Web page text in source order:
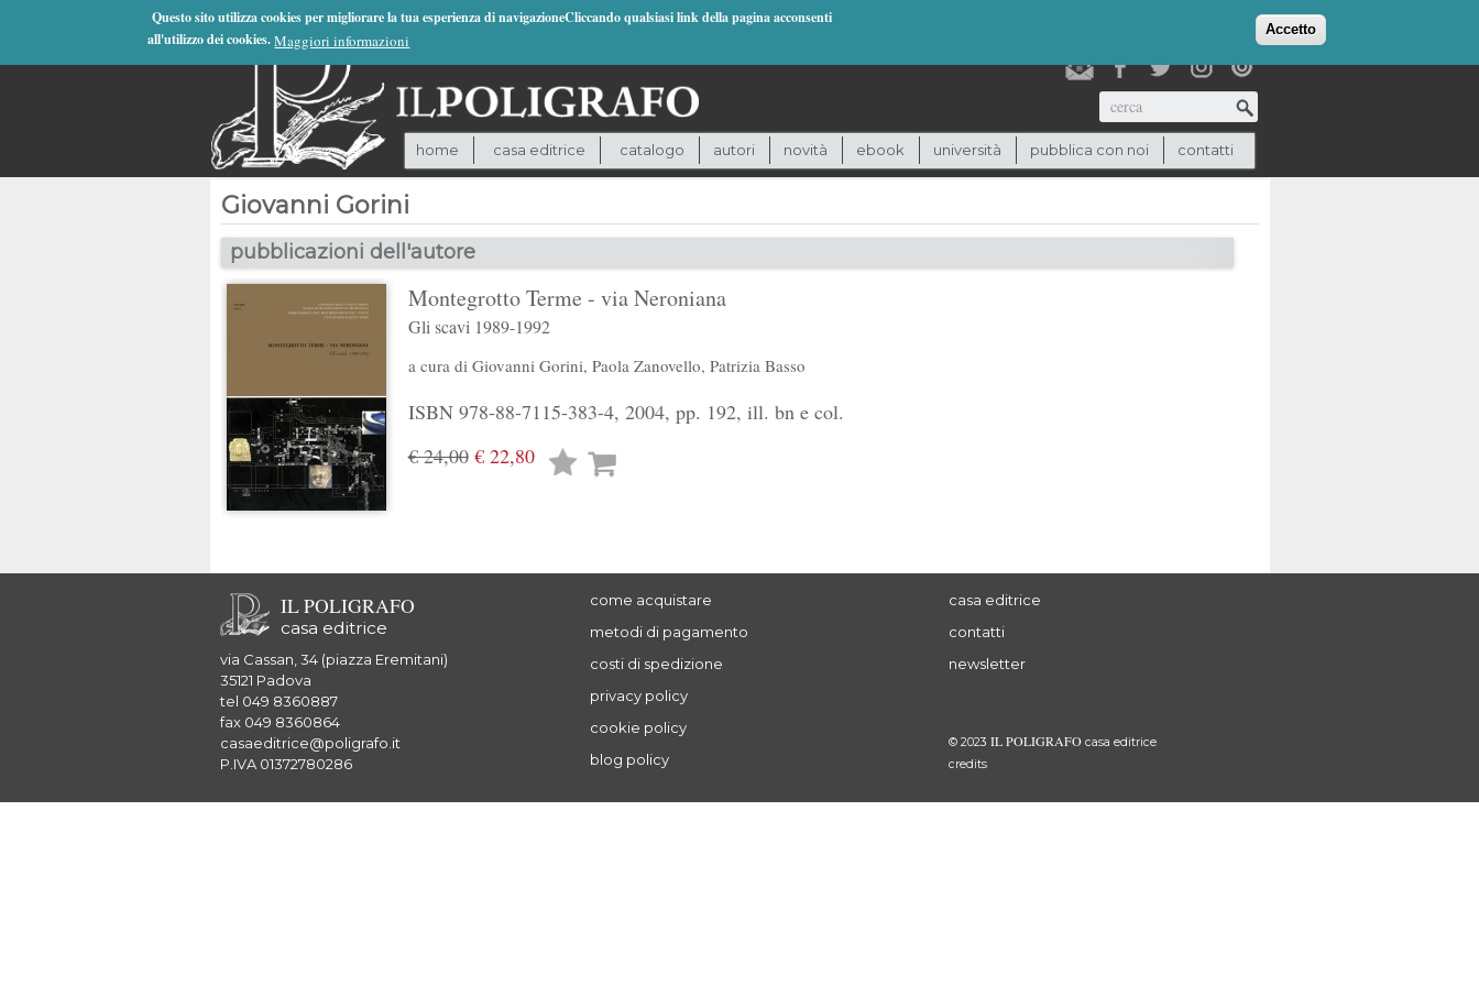
Questo sito utilizza cookies per migliorare la tua esperienza di navigazioneCliccando qualsiasi link della pagina acconsenti
all'utilizzo dei cookies. Maggiori informazioni
Accetto
(0)
Cerca
home casa editrice catalogo autori novità ebook università pubblica con noi contatti
Giovanni Gorini
pubblicazioni dell'autore
Montegrotto Terme - via Neroniana
Gli scavi 1989-1992
a cura di Giovanni Gorini, Paola Zanovello, Patrizia Basso
ISBN 978-88-7115-383-4, 2004, pp. 192, ill. bn e col.
€ 24,00€ 22,80
Lista
IL POLIGRAFO
casa editrice
via Cassan, 34 (piazza Eremitani)
35121 Padova
tel 049 8360887
fax 049 8360864
casaeditrice@poligrafo.it
P.IVA 01372780286
come acquistare
metodi di pagamento
costi di spedizione
privacy policy
cookie policy
blog policy
casa editrice
contatti
newsletter
© 2023 IL POLIGRAFO casa editrice
credits